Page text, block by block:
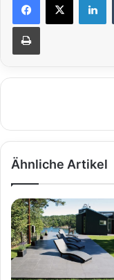
Ähnliche Artikel